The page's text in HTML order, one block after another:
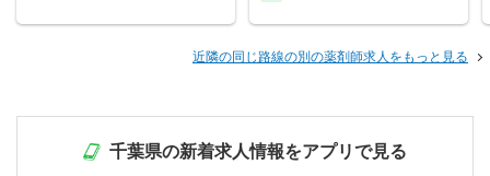
近隣の同じ路線の別の薬剤師求人をもっと見る
千葉県の新着求人情報をアプリで見る